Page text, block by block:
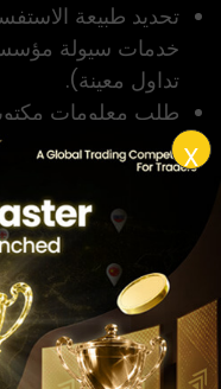
X
تحديد طبيعة
خدمات سيولة
تداول معينة).
طلب معلومات
والرسوم وآليات
التأكد من قنوات
الإلكتروني
الهواتف المعتمدة).
الاحتفاظ بسجل
مستقبلًا.
كما أن متابعة
متخصصة في الأسواق